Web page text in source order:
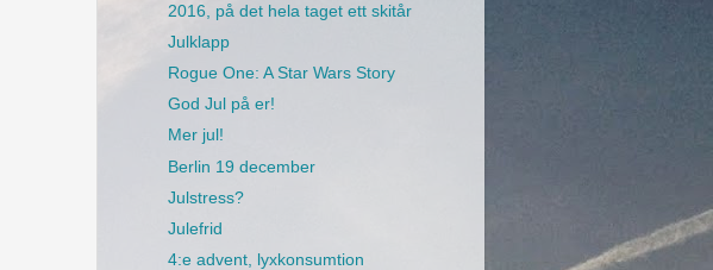
2016, på det hela taget ett skitår
Julklapp
Rogue One: A Star Wars Story
God Jul på er!
Mer jul!
Berlin 19 december
Julstress?
Julefrid
4:e advent, lyxkonsumtion